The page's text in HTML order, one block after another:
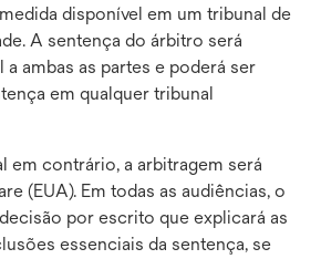
disponível em um tribunal de
A sentença do árbitro será
a ambas as partes e poderá ser
em qualquer tribunal
em contrário, a arbitragem será
(EUA). Em todas as audiências, o
por escrito que explicará as
essenciais da sentença, se